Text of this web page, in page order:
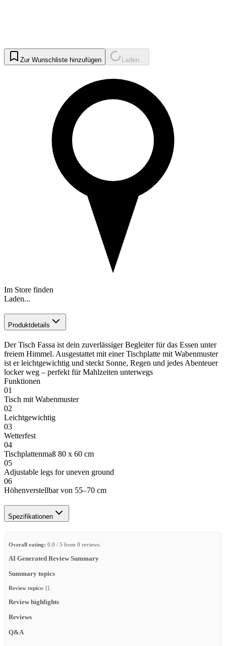
Zur Wunschliste hinzufügen Laden...
Im Store finden
Laden...
Produktdetails
Der Tisch Fassa ist dein zuverlässiger Begleiter für das Essen unter
freiem Himmel. Ausgestattet mit einer Tischplatte mit Wabenmuster
ist er leichtgewichtig und steckt Sonne, Regen und jedes Abenteuer
locker weg – perfekt für Mahlzeiten unterwegs
Funktionen
01
Tisch mit Wabenmuster
02
Leichtgewichtig
03
Wetterfest
04
Tischplattenmaß 80 x 60 cm
05
Adjustable legs for uneven ground
06
Höhenverstellbar von 55–70 cm
Spezifikationen
Overall rating: 0.0 / 5 from 0 reviews.
AI Generated Review Summary
Summary topics
Review topics: [].
Review highlights
Reviews
Q&A